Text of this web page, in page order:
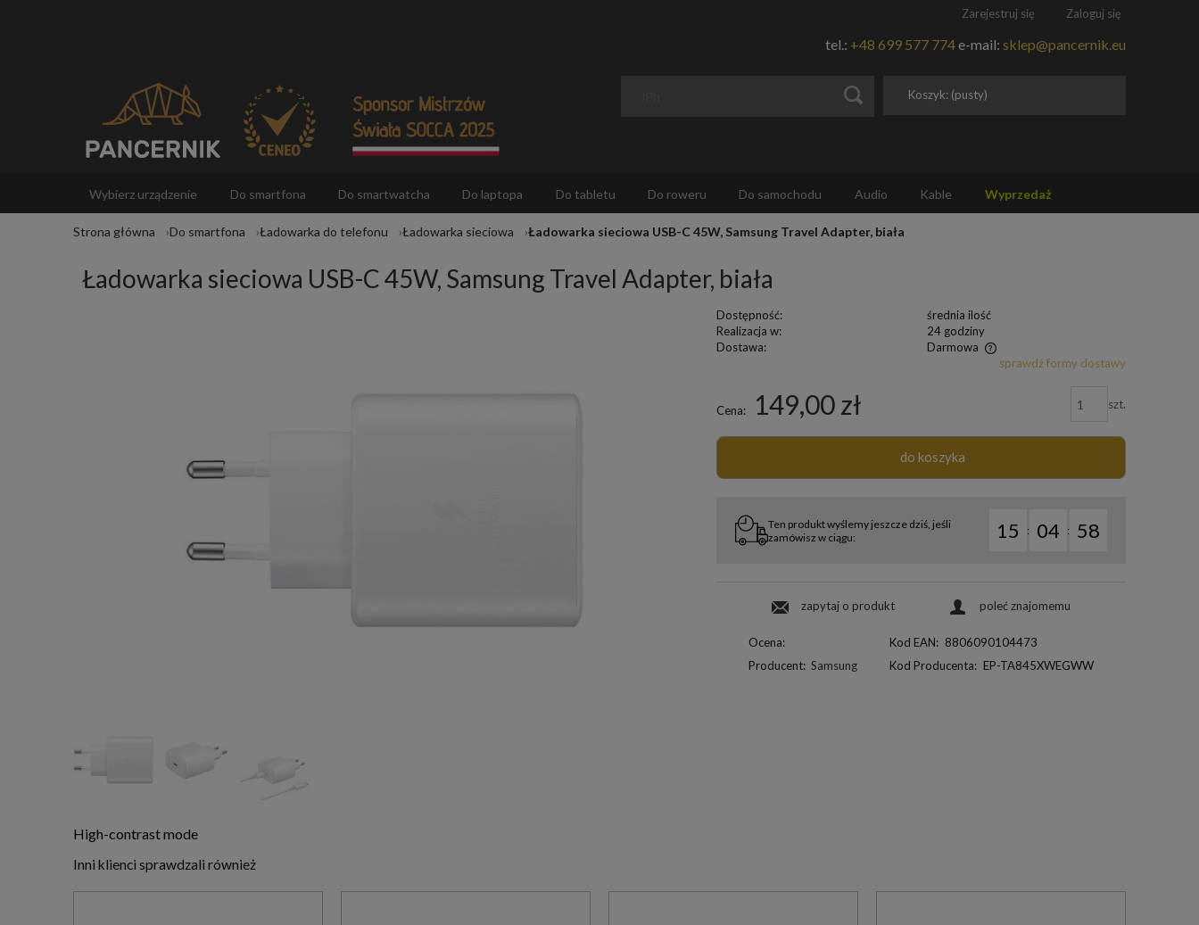
Zarejestruj się Zaloguj się
tel.: +48 699 577 774e-mail: sklep@pancernik.eu
Koszyk: (pusty)
Wybierz urządzenie Do smartfona Do smartwatcha Do laptopa Do tabletu Do roweru Do samochodu Audio Kable Wyprzedaż
Akcesoria
Strona główna Do smartfona Ładowarka do telefonu Ładowarka sieciowa Ładowarka sieciowa USB-C 45W, Samsung Travel Adapter, biała
Ładowarka sieciowa USB-C 45W, Samsung Travel Adapter, biała
Dostępność:
średnia ilość
Realizacja w:
24 godziny
Dostawa:
Darmowa
sprawdź formy dostawy
Cena: 149,00 zł szt.
do koszyka
Ten produkt wyślemy jeszcze dziś, jeśli
zamówisz w ciągu:
15 : 04 : 57
zapytaj o produkt poleć znajomemu
Ocena:
Producent: Samsung
Kod EAN: 8806090104473
Kod Producenta: EP-TA845XWEGWW
High-contrast mode
Inni klienci sprawdzali również